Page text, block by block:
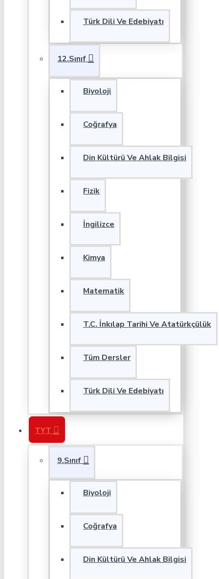
Türk Dili Ve Edebiyatı
12.Sınıf
Biyoloji
Coğrafya
Din Kültürü Ve Ahlak Bilgisi
Fizik
İngilizce
Kimya
Matematik
T.C. İnkılap Tarihi Ve Atatürkçülük
Tüm Dersler
Türk Dili Ve Edebiyatı
TYT
9.Sınıf
Biyoloji
Coğrafya
Din Kültürü Ve Ahlak Bilgisi